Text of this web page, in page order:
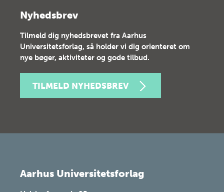
Nyhedsbrev
Tilmeld dig nyhedsbrevet fra Aarhus
Universitetsforlag, så holder vi dig orienteret om
nye bøger, aktiviteter og gode tilbud.
TILMELD NYHEDSBREV
Aarhus Universitetsforlag